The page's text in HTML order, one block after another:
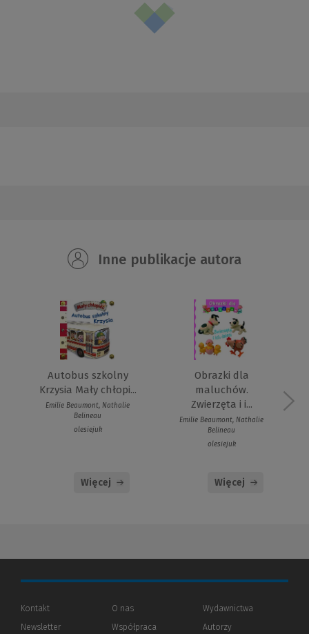
Inne publikacje autora
Autobus szkolny
Krzysia Mały chłopi...
Emilie Beaumont, Nathalie
Belineau
olesiejuk
Więcej
Obrazki dla
maluchów.
Zwierzęta i i...
Emilie Beaumont, Nathalie
Belineau
olesiejuk
Więcej
Kontakt
Newsletter
O nas
Współpraca
Wydawnictwa
Autorzy